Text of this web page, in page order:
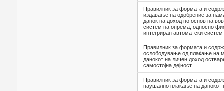
Правилник за формата и
издавање на одобрение за
данок на доход по основ на
систем на опрема, односно
интегриран автоматски
Правилник за формата и
ослободување од плаќање на
данокот на личен доход
самостојна дејност
Правилник за формата и
паушално плаќање на данокот